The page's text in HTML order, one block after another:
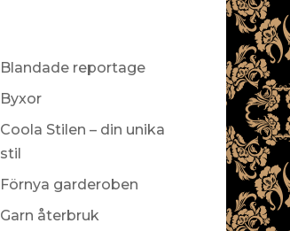
Blandade reportage
Byxor
Coola Stilen – din unika
stil
Förnya garderoben
Garn återbruk